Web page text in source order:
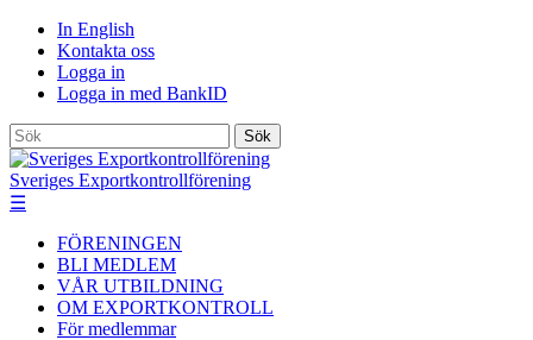
In English
Kontakta oss
Logga in
Logga in med BankID
Sök
Sveriges Exportkontrollförening
☰
FÖRENINGEN
BLI MEDLEM
VÅR UTBILDNING
OM EXPORTKONTROLL
För medlemmar